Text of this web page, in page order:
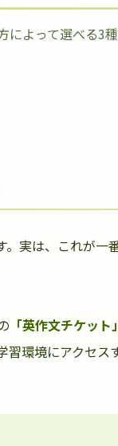
によって選べる3
実は、これが一
「英作文チケット
習環境にアクセス